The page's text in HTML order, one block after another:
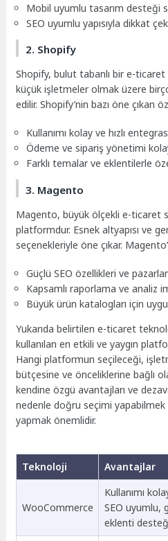
Mobil uyumlu tasarım desteği
SEO uyumlu yapısıyla dikkat
2. Shopify
Shopify, bulut tabanlı bir e-
küçük işletmeler olmak üzere
edilir. Shopify’nin bazı öne çıkan
Kullanımı kolay ve hızlı
Ödeme ve sipariş yönetimi
Farklı temalar ve eklentilerle
3. Magento
Magento, büyük ölçekli e-ticaret
platformdur. Esnek altyapısı ve
seçenekleriyle öne çıkar.
Güçlü SEO özellikleri ve
Kapsamlı raporlama ve analiz
Büyük ürün katalogları için
Yukarıda belirtilen e-ticaret
kullanılan en etkili ve yaygın
Hangi platformun seçileceği,
bütçesine ve önceliklerine bağlı
kendine özgü avantajları ve
nedenle doğru seçimi yapabilmek
yapmak önemlidir.
Teknoloji Avantajlar
WooCommerce
Kullanımı
SEO uyumlu,
eklenti